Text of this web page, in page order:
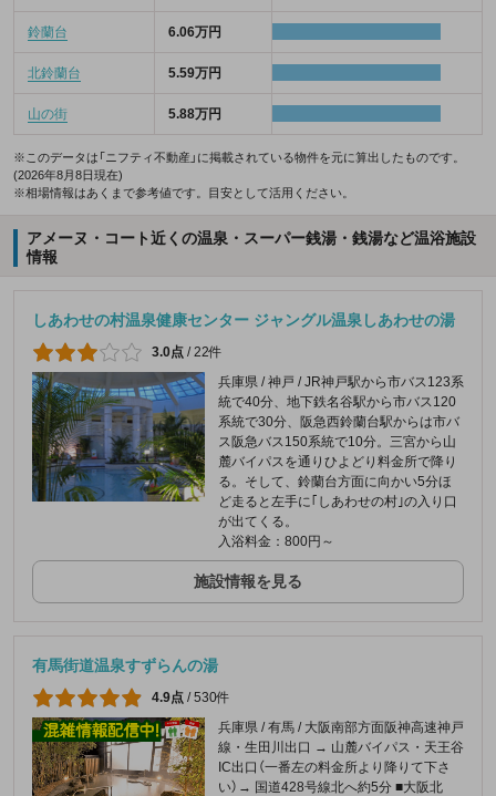
鈴蘭台 6.06万円
北鈴蘭台 5.59万円
山の街 5.88万円
※このデータは「ニフティ不動産」に掲載されている物件を元に算出したものです。
(2026年8月8日現在)
※相場情報はあくまで参考値です。目安として活用ください。
アメーヌ・コート近くの温泉・スーパー銭湯・銭湯など温浴施設
情報
しあわせの村温泉健康センター ジャングル温泉しあわせの湯
3.0点 / 22件
兵庫県 / 神戸 / JR神戸駅から市バス123系
統で40分、地下鉄名谷駅から市バス120
系統で30分、阪急西鈴蘭台駅からは市バ
ス阪急バス150系統で10分。三宮から山
麓バイパスを通りひよどり料金所で降り
る。そして、鈴蘭台方面に向かい5分ほ
ど走ると左手に｢しあわせの村｣の入り口
が出てくる。
入浴料金：800円～
施設情報を見る
有馬街道温泉すずらんの湯
4.9点 /530件
兵庫県 / 有馬 / 大阪南部方面阪神高速神戸
線・生田川出口 → 山麓バイパス・天王谷
IC出口（一番左の料金所より降りて下さ
い）→ 国道428号線北へ約5分 ■大阪北